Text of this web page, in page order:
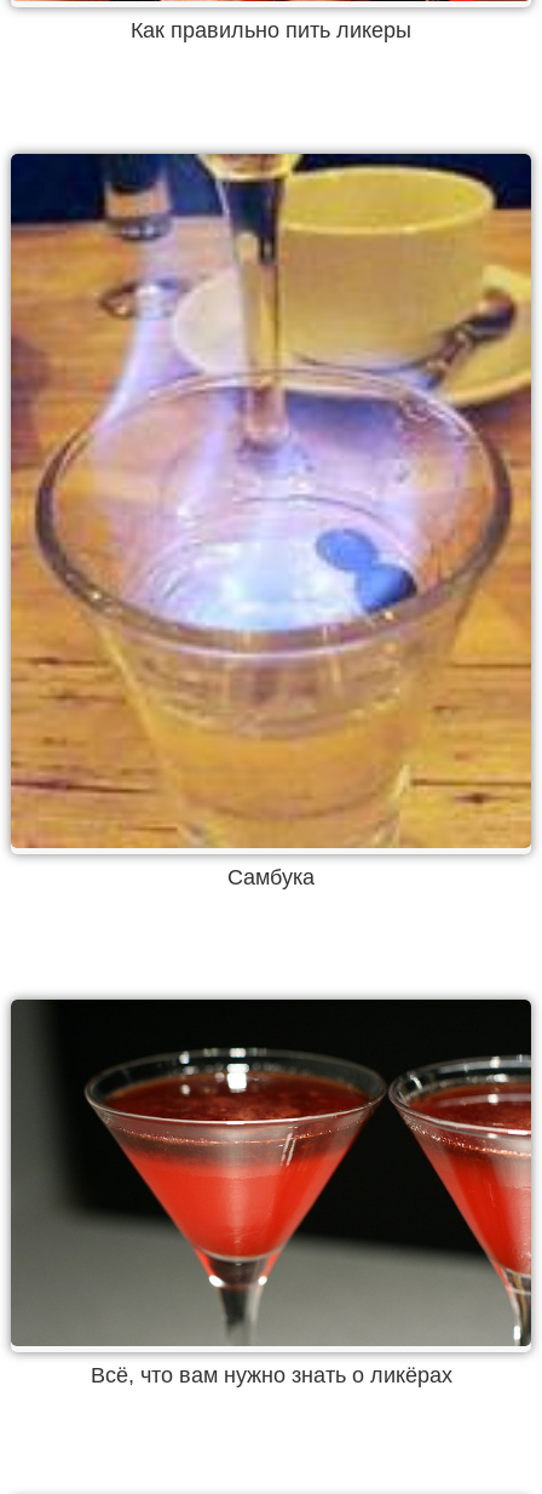
Как правильно пить ликеры
Самбука
Всё, что вам нужно знать о ликёрах